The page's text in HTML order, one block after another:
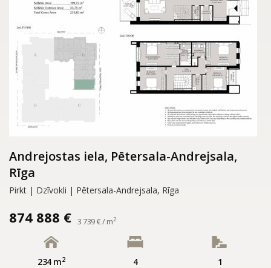
Andrejostas iela, Pētersala-Andrejsala,
Rīga
Pirkt | Dzīvokli | Pētersala-Andrejsala, Rīga
874 888 € 3 739 € / m2
234 m2 4 1